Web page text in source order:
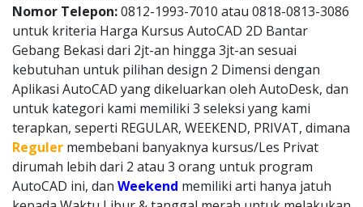
Nomor Telepon:0812-1993-7010 atau 0818-0813-3086
untuk kriteria Harga Kursus AutoCAD 2D Bantar
Gebang Bekasi dari 2jt-an hingga 3jt-an sesuai
kebutuhan untuk pilihan design 2 Dimensi dengan
Aplikasi AutoCAD yang dikeluarkan oleh AutoDesk, dan
untuk kategori kami memiliki 3 seleksi yang kami
terapkan, seperti REGULAR, WEEKEND, PRIVAT, dimana
Reguler membebani banyaknya kursus/Les Privat
dirumah lebih dari 2 atau 3 orang untuk program
AutoCAD ini, dan Weekend memiliki arti hanya jatuh